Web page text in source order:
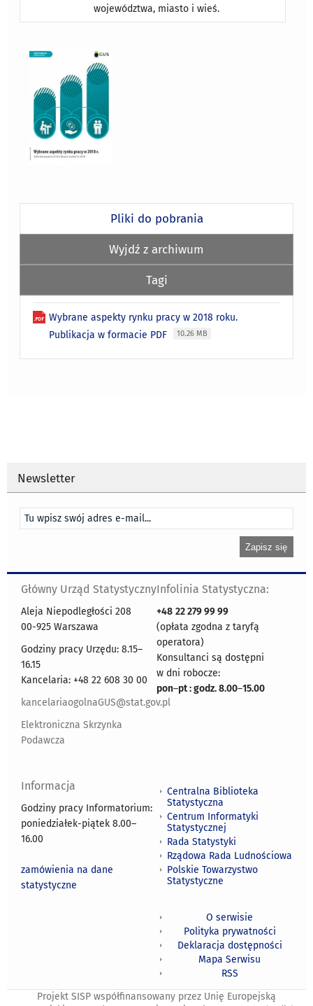
województwa, miasto i wieś.
Pliki do pobrania
Wyjdź z archiwum
Tagi
Wybrane aspekty rynku pracy w 2018 roku.
Publikacja w formacie PDF
10.26 MB
Newsletter
Główny Urząd Statystyczny
Aleja Niepodległości 208
00-925 Warszawa
Godziny pracy Urzędu: 8.15–
16.15
Kancelaria: +48 22 608 30 00
kancelariaogolnaGUS@stat.gov.pl
Elektroniczna Skrzynka
Podawcza
Infolinia Statystyczna:
+48 22 279 99 99
(opłata zgodna z taryfą
operatora)
Konsultanci są dostępni
w dni robocze:
pon–pt : godz. 8.00–15.00
Informacja
Godziny pracy Informatorium:
poniedziałek-piątek 8.00–
16.00
zamówienia na dane
statystyczne
Centralna Biblioteka
Statystyczna
Centrum Informatyki
Statystycznej
Rada Statystyki
Rządowa Rada Ludnościowa
Polskie Towarzystwo
Statystyczne
O serwisie
Polityka prywatności
Deklaracja dostępności
Mapa Serwisu
RSS
Projekt SISP współfinansowany przez Unię Europejską